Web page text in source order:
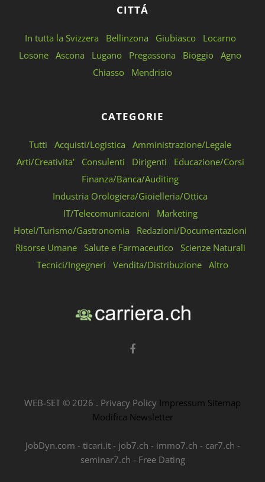
CITTÁ
In tutta la Svizzera Bellinzona Giubiasco
Locarno
Losone Ascona Lugano Pregassona Bioggio Agno
Chiasso
Mendrisio
CATEGORIE
Tutti Acquisti/Logistica
Amministrazione/Legale
Arti/Creativita'
Consulenti Dirigenti
Educazione/Corsi
Finanza/Banca/Auditing
Industria Orologiera/Gioielleria/Ottica
IT/Telecomunicazioni
Marketing
Hotel/Turismo/Gastronomia
Redazioni/Documentazioni
Risorse Umane
Salute e Farmaceutico
Scienze Naturali
Tecnici/Ingegneri
Vendita/Distribuzione Altro
WEB-SET © 2026 . Privacy Policy Impressum Sitemap
Modifica Newsletter
JobDyn.com - ticari.it- job7.ch - immo7.ch - car7.ch -
seminar7.ch - Free Dating